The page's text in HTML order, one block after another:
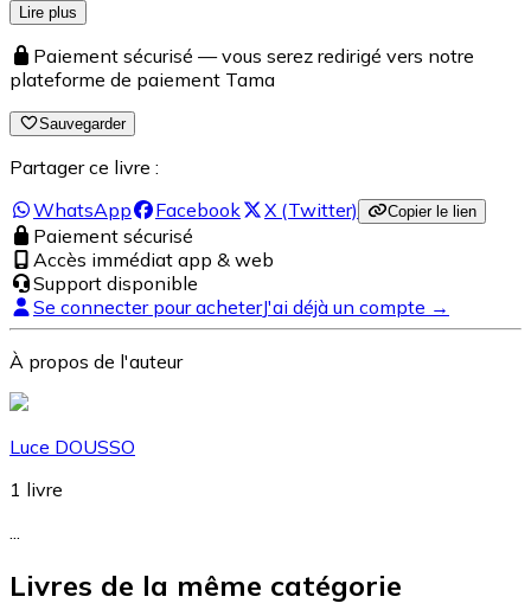
Lire plus
Paiement sécurisé — vous serez redirigé vers notre
plateforme de paiement Tama
Sauvegarder
Partager ce livre :
WhatsApp
Facebook X (Twitter) Copier le lien
Paiement sécurisé
Accès immédiat app & web
Support disponible
Se connecter pour acheterJ'ai déjà un compte →
À propos de l'auteur
Luce DOUSSO
1 livre
Livres de la même catégorie